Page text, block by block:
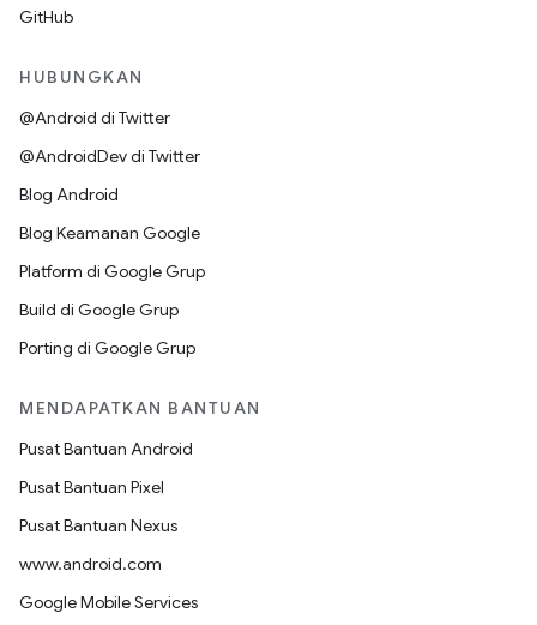
GitHub
HUBUNGKAN
@Android di Twitter
@AndroidDev di Twitter
Blog Android
Blog Keamanan Google
Platform di Google Grup
Build di Google Grup
Porting di Google Grup
MENDAPATKAN BANTUAN
Pusat Bantuan Android
Pusat Bantuan Pixel
Pusat Bantuan Nexus
www.android.com
Google Mobile Services